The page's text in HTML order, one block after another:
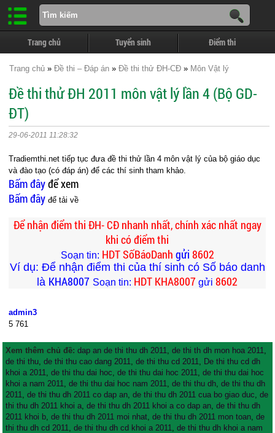
Trang chủ Tuyển sinh Điểm thi
Trang chủ » Đề thi – Đáp án » Đề thi thử ĐH-CĐ » Môn Vật lý
Đề thi thử ĐH 2011 môn vật lý lần 4 (Bộ GD-
ĐT)
29-06-2011 11:28:32
Tradiemthi.net tiếp tục đưa đề thi thử lần 4 môn vật lý của bộ giáo dục
và đào tạo (có đáp án) để các thí sinh tham khảo.
Bấm đâyđể xem
Bấm đây để tải về
Để nhận điểm thi ĐH- CĐ nhanh nhất, chính xác nhất ngay
khi có điểm thi
Soạn tin: HDT SốBáoDanh gửi 8602
Ví dụ: Để nhận điểm thi của thí sinh có Số báo danh
là KHA8007 Soạn tin: HDT KHA8007 gửi 8602
admin3
5 761
Xem thêm chủ đề:dap an de thi thu dh 2011,de thi th dh mon hoa 2011,
de thi thu,de thi thu cao dang 2011,de thi thu cd 2011, De thi thu cd dh
khoi a 2011,de thi thu dai hoc,de thi thu dai hoc 2011,de thi thu dai hoc
khoi a nam 2011,de thi thu dai hoc nam 2011,de thi thu dh,de thi thu dh
2011,de thi thu dh 2011 co dap an,de thi thu dh 2011 cua bo giao duc,de
thi thu dh 2011 khoi a,de thi thu dh 2011 khoi a co dap an,de thi thu dh
2011 khoi b,de thi thu dh 2011 moi nhat,de thi thu dh 2011 mon toan,de
thi thu dh cd 2011,de thi thu dh cd khoi a 2011,de thi thu dh khoi a nam